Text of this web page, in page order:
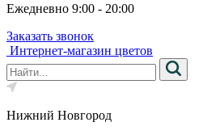
Ежедневно 9:00 - 20:00
Заказать звонок
Интернет-магазин цветов
Нижний Новгород